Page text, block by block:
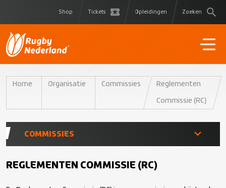
Shop Tickets Opleidingen Zoeken
Home Organisatie Commissies Reglementen
Commissie (RC)
COMMISSIES
Atletencommissie (AC)
REGLEMENTEN COMMISSIE (RC)